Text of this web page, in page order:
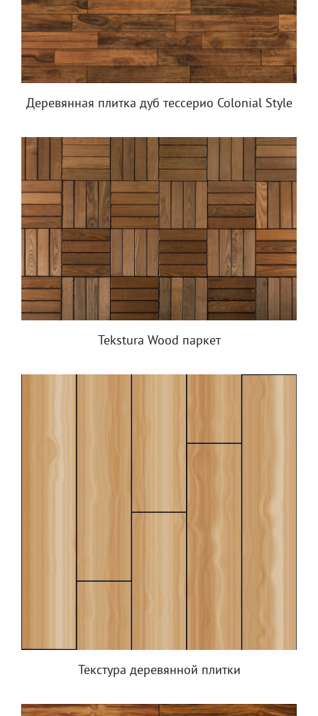
Деревянная плитка дуб тессерио Colonial Style
Tekstura Wood паркет
Текстура деревянной плитки